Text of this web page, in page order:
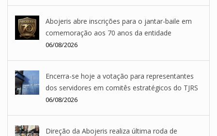
Abojeris abre inscrições para o jantar-baile em
comemoração aos 70 anos da entidade
06/08/2026
Encerra-se hoje a votação para representantes
dos servidores em comitês estratégicos do TJRS
06/08/2026
Direção da Abojeris realiza última roda de